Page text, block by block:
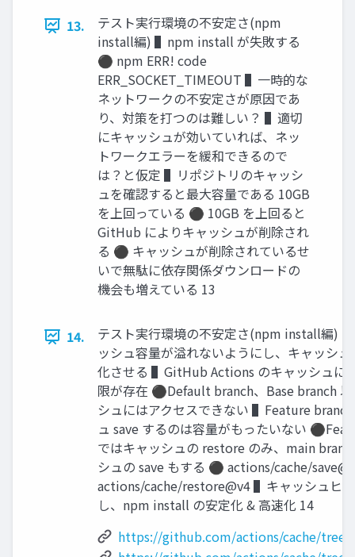
13.
テスト実行環境の不安定さ(npm
install編) ▌npm install が失敗する
⚫ npm ERR! code
ERR_SOCKET_TIMEOUT ▌一時的な
ネットワークの不安定さが原因であ
り、対策を打つのは難しい？ ▌適切
にキャッシュが効いていれば、ネッ
トワークエラーを緩和できるので
は？と仮定 ▌リポジトリのキャッシ
ュを確認すると最大容量である 10GB
を上回っている ⚫ 10GB を上回ると
GitHub によりキャッシュが削除され
る ⚫ キャッシュが削除されているせ
いで無駄に依存関係ダウンロードの
機会も増えている 13
14.
テスト実行環境の不安定さ(npm install編)
ッシュ容量が溢れないようにし、キャッシ
化させる ▌GitHub Actions のキャッシュに
限が存在 ⚫Default branch、Base branch
シュにはアクセスできない ▌Feature
ュ save するのは容量がもったいない
ではキャッシュの restore のみ、main
シュの save もする ⚫ actions/cache/
actions/cache/restore@v4 ▌キャッシュヒ
し、npm install の安定化 & 高速化 14
https://github.com/actions/cache/tree/